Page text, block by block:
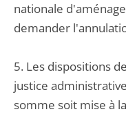
nationale
demander
5. Les dispositions
justice
somme soit mise à